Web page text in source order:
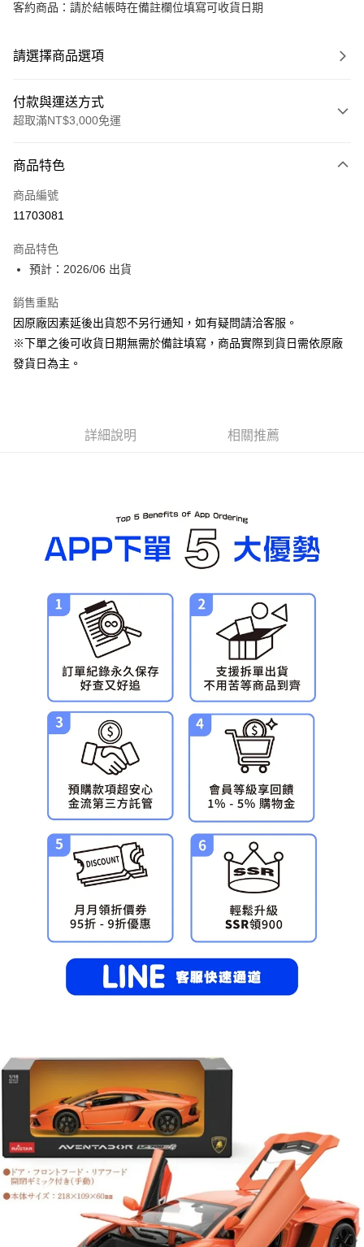
客約商品：請於結帳時在備註欄位填寫可收貨日期
請選擇商品選項
付款與運送方式
超取滿NT$3,000免運
信用卡一次付款
超商取貨付款
ATM付款
運送方式
預購-全家取貨付款(舊)
預購-7-11取貨付款(舊)
每筆NT$90，滿NT$3,000(含以上)免運費
預購-宅配(舊)
每筆NT$120，滿NT$3,000(含以上)免運費
預購-宅配(離島)(舊)
每筆NT$160，滿NT$3,000(含以上)免運費
東海門市自取，需自備購物袋取貨唷。
商品特色
商品編號
11703081
商品特色
預計：2026/06 出貨
銷售重點
因原廠因素延後出貨恕不另行通知，如有疑問請洽客服。
※下單之後可收貨日期無需於備註填寫，商品實際到貨日需依原廠
發貨日為主。
詳細說明 相關推薦